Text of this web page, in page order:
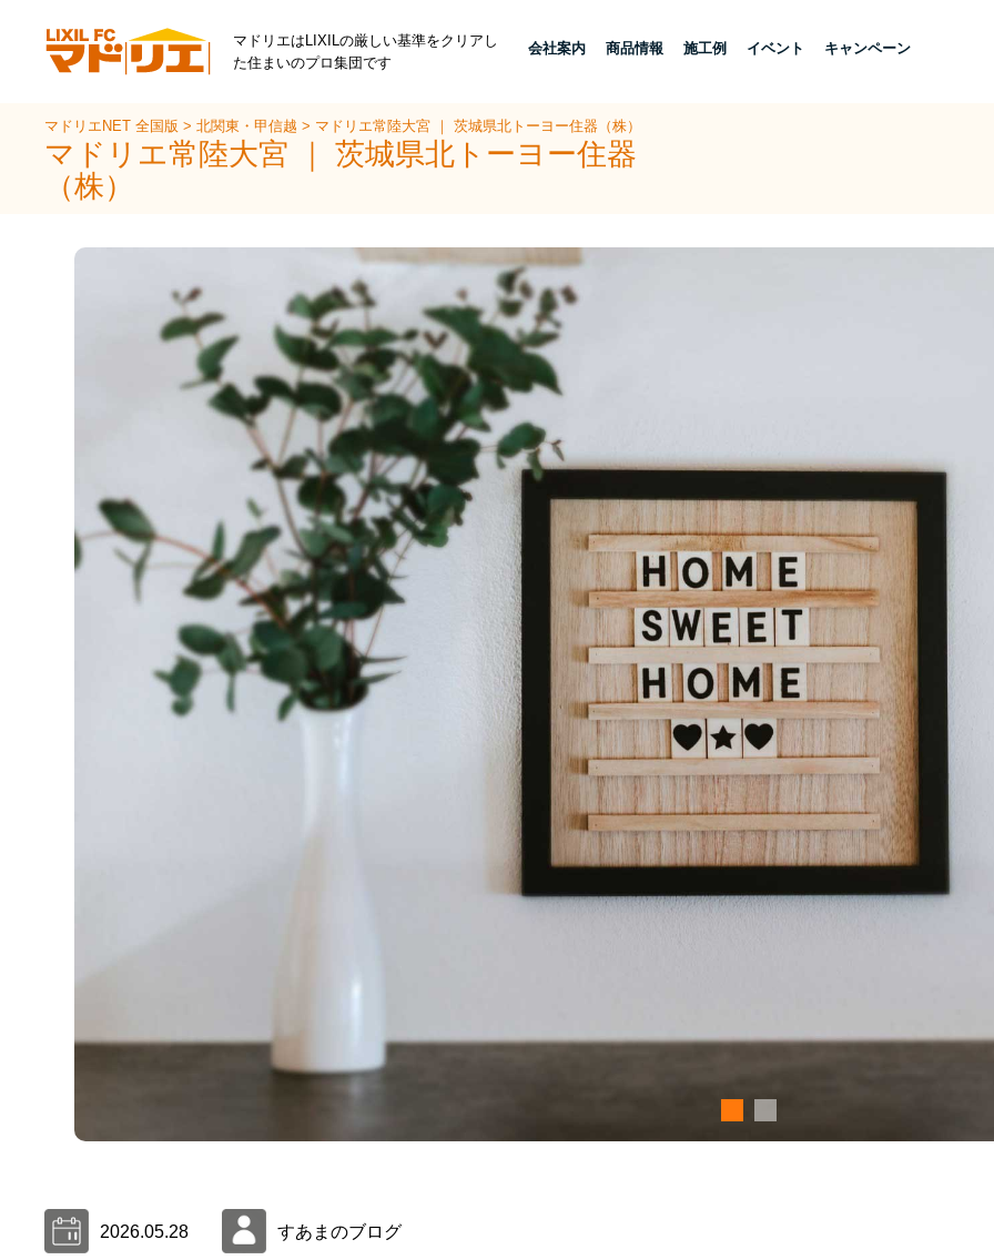
マドリエはLIXILの厳しい基準をクリアし
た住まいのプロ集団です
会社案内 商品情報 施工例 イベント キャンペーン
マドリエNET 全国版>北関東・甲信越> マドリエ常陸大宮 ｜ 茨城県北トーヨー住器（株）
マドリエ常陸大宮 ｜ 茨城県北トーヨー住器
（株）
2026.05.28 すあまのブログ